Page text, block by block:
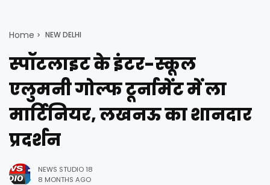
Home NEW DELHI
स्पॉटलाइट के इंटर-स्कूल
एलुमनी गोल्फ टूर्नामेंट में ला
मार्टिनियर, लखनऊ का शानदार
प्रदर्शन
NEWS STUDIO 18
8 MONTHS AGO